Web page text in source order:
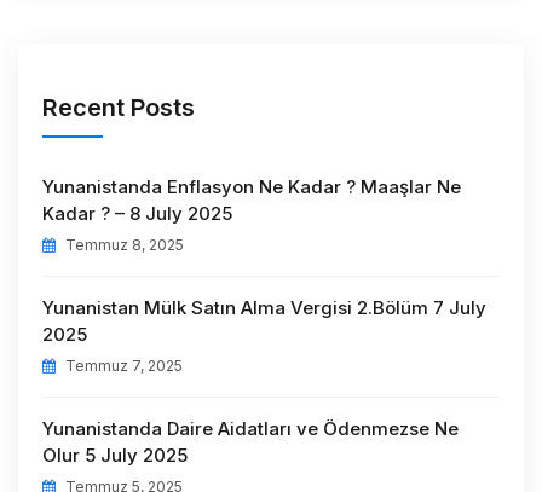
Recent Posts
Yunanistanda Enflasyon Ne Kadar ? Maaşlar Ne
Kadar ? – 8 July 2025
Temmuz 8, 2025
Yunanistan Mülk Satın Alma Vergisi 2.Bölüm 7 July
2025
Temmuz 7, 2025
Yunanistanda Daire Aidatları ve Ödenmezse Ne
Olur 5 July 2025
Temmuz 5, 2025